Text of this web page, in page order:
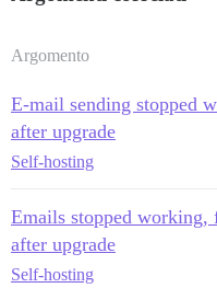
Argomento
E-mail sending stopped
after upgrade
Self-hosting
Emails stopped working,
after upgrade
Self-hosting